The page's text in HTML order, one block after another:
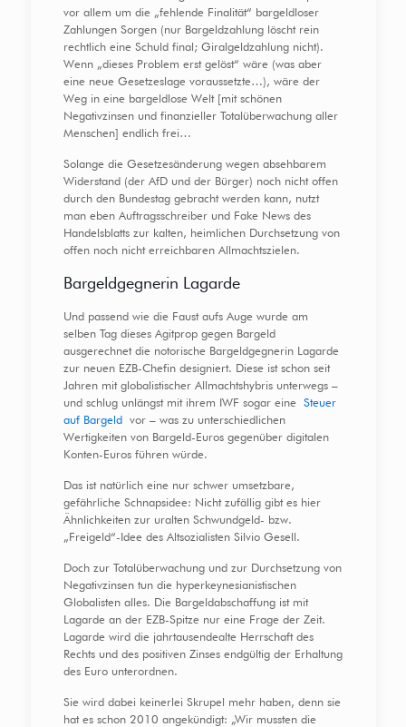
vor allem um die „fehlende Finalität“ bargeldloser
Zahlungen Sorgen (nur Bargeldzahlung löscht rein
rechtlich eine Schuld final; Giralgeldzahlung nicht).
Wenn „dieses Problem erst gelöst“ wäre (was aber
eine neue Gesetzeslage voraussetzte…), wäre der
Weg in eine bargeldlose Welt [mit schönen
Negativzinsen und finanzieller Totalüberwachung aller
Menschen] endlich frei…
Solange die Gesetzesänderung wegen absehbarem
Widerstand (der AfD und der Bürger) noch nicht offen
durch den Bundestag gebracht werden kann, nutzt
man eben Auftragsschreiber und Fake News des
Handelsblatts zur kalten, heimlichen Durchsetzung von
offen noch nicht erreichbaren Allmachtszielen.
Bargeldgegnerin Lagarde
Und passend wie die Faust aufs Auge wurde am
selben Tag dieses Agitprop gegen Bargeld
ausgerechnet die notorische Bargeldgegnerin Lagarde
zur neuen EZB-Chefin designiert. Diese ist schon seit
Jahren mit globalistischer Allmachtshybris unterwegs –
und schlug unlängst mit ihrem IWF sogar eine Steuer
auf Bargeldvor – was zu unterschiedlichen
Wertigkeiten von Bargeld-Euros gegenüber digitalen
Konten-Euros führen würde.
Das ist natürlich eine nur schwer umsetzbare,
gefährliche Schnapsidee: Nicht zufällig gibt es hier
Ähnlichkeiten zur uralten Schwundgeld- bzw.
„Freigeld“-Idee des Altsozialisten Silvio Gesell.
Doch zur Totalüberwachung und zur Durchsetzung von
Negativzinsen tun die hyperkeynesianistischen
Globalisten alles. Die Bargeldabschaffung ist mit
Lagarde an der EZB-Spitze nur eine Frage der Zeit.
Lagarde wird die jahrtausendealte Herrschaft des
Rechts und des positiven Zinses endgültig der Erhaltung
des Euro unterordnen.
Sie wird dabei keinerlei Skrupel mehr haben, denn sie
hat es schon 2010 angekündigt: „Wir mussten die